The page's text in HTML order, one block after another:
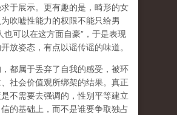
于展示。更有趣的是，畸形的女
吹嘘性能力的权限不能只给男
也可以在这方面自豪” ，于是表现
放姿态，有点以谣传谣的味道。
都属于丢弃了自我的感受，被环
社会价值观所绑架的结果。真正
不需要去强调的，性别平等建立
的基础上，而不是谁要争取独占